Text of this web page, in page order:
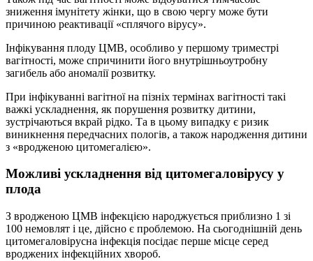
зниження імунітету жінки, що в свою чергу може бути
причиною реактивації «сплячого вірусу».
Інфікування плоду ЦМВ, особливо у першому триместрі
вагітності, може спричинити його внутрішньоутробну
загибель або аномалії розвитку.
При інфікуванні вагітної на пізніх термінах вагітності такі
важкі ускладнення, як порушення розвитку дитини,
зустрічаються вкрай рідко. Та в цьому випадку є ризик
виникнення передчасних пологів, а також народження дитини
з «вродженою цитомегалією».
Можливі ускладнення від цитомегаловірусу у
плода
З вродженою ЦМВ інфекцією народжується приблизно 1 зі
100 немовлят і це, дійсно є проблемою. На сьогоднішній день
цитомегаловірусна інфекція посідає перше місце серед
вроджених інфекційних хвороб.